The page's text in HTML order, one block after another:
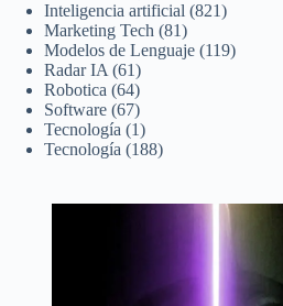
Inteligencia artificial (821)
Marketing Tech (81)
Modelos de Lenguaje (119)
Radar IA (61)
Robotica (64)
Software (67)
Tecnología (1)
Tecnología (188)